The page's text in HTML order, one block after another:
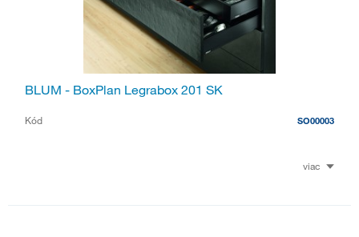
BLUM - BoxPlan Legrabox 201 SK
Kód SO00003
viac